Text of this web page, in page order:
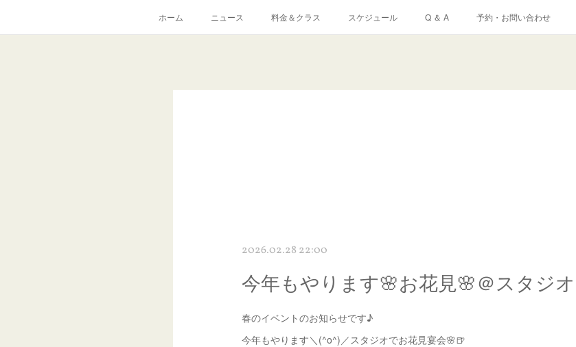
ホーム ニュース 料金＆クラス スケジュール Q ＆ A 予約・お問い合わせ
2026.02.28 22:00
今年もやります🌸お花見🌸＠スタジオ
春のイベントのお知らせです♪
今年もやります＼(^o^)／スタジオでお花見宴会🌸🍺